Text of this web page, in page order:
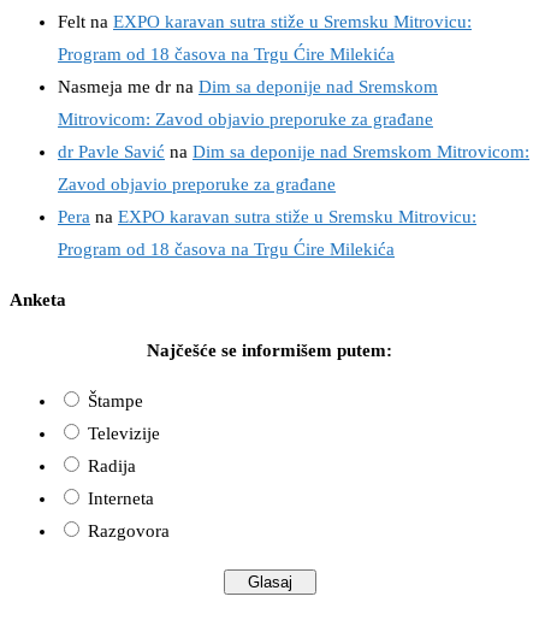
Felt na EXPO karavan sutra stiže u Sremsku Mitrovicu:
Program od 18 časova na Trgu Ćire Milekića
Nasmeja me dr na Dim sa deponije nad Sremskom
Mitrovicom: Zavod objavio preporuke za građane
dr Pavle Savić na Dim sa deponije nad Sremskom Mitrovicom:
Zavod objavio preporuke za građane
Pera na EXPO karavan sutra stiže u Sremsku Mitrovicu:
Program od 18 časova na Trgu Ćire Milekića
Anketa
Najčešće se informišem putem:
Štampe
Televizije
Radija
Interneta
Razgovora